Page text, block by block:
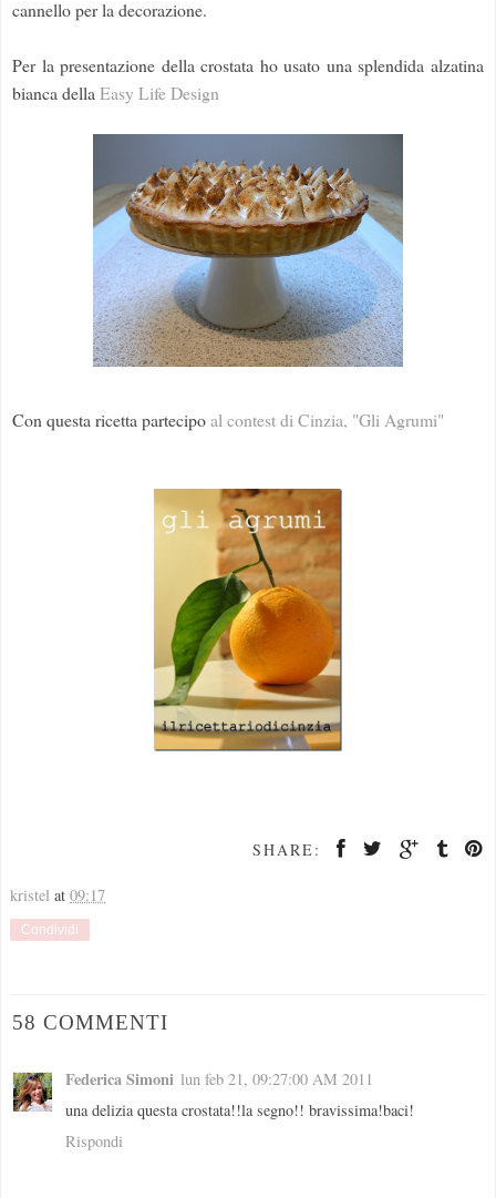
cannello per la decorazione.
Per la presentazione della crostata ho usato una splendida alzatina
bianca dellaEasy Life Design
Con questa ricetta partecipoal contest di Cinzia, "Gli Agrumi"
SHARE:
kristel at 09:17
Condividi
58 COMMENTI
Federica Simoni lun feb 21, 09:27:00 AM 2011
una delizia questa crostata!!la segno!! bravissima!baci!
Rispondi